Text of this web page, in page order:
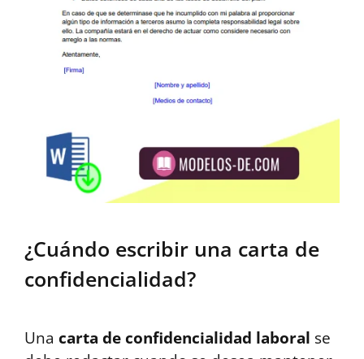
¿Cuándo escribir una carta de
confidencialidad?
Una carta de confidencialidad laboral se